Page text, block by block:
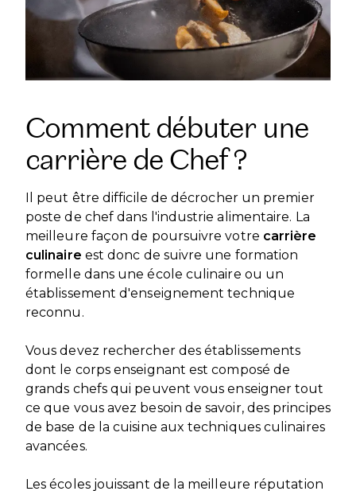
Comment débuter une
carrière de Chef ?
Il peut être difficile de décrocher un premier
poste de chef dans l'industrie alimentaire. La
meilleure façon de poursuivre votre carrière
culinaire est donc de suivre une formation
formelle dans une école culinaire ou un
établissement d'enseignement technique
reconnu.
Vous devez rechercher des établissements
dont le corps enseignant est composé de
grands chefs qui peuvent vous enseigner tout
ce que vous avez besoin de savoir, des principes
de base de la cuisine aux techniques culinaires
avancées.
Les écoles jouissant de la meilleure réputation